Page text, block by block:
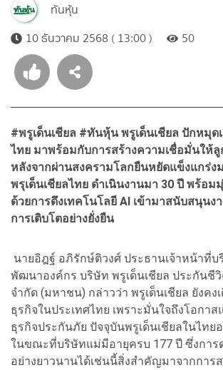
ทันหุ้น
10 ธันวาคม 2568 ( 13:00 )
50
#พรูเด็นเชียล #ทันหุ้น พรูเด็นเชียล ปักหมุด
ไทย มาพร้อมกับการสร้างความเชื่อมั่นให้ลู
หลังจากผ่านสงครามโลกยืนหยัดแข็งแกร่ง
พรุเด็นเชียลไทย ดำเนินงานมา 30 ปี พร้อม
ด้วยการดึงเทคโนโลยี AI เข้ามาสนับสนุนง
การเติบโตอย่างยั่งยืน
นายอิฎฐ์ อภิรักษ์ติวงศ์ ประธานเจ้าหน้าที่บ
พัฒนาองค์กร บริษัท พรูเด็นเชียล ประกันชีวิ
จำกัด (มหาชน) กล่าวว่า พรูเด็นเชียล ยังคง
ธุรกิจในประเทศไทย เพราะมั่นใจถึงโอกาส
ธุรกิจประกันภัย ปัจจุบันพรูเด็นเชียลในไทย
ในขณะที่บริษัทแม่มีอายุครบ 177 ปี ซึ่งการ
อย่างยาวนานได้เช่นนี้สิ่งสำคัญมาจากการ